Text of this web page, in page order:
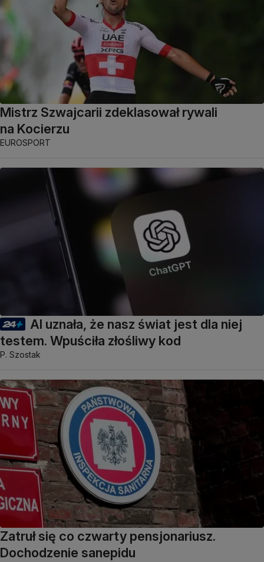
Mistrz Szwajcarii zdeklasował rywali
na Kocierzu
EUROSPORT
AI uznała, że nasz świat jest dla niej
testem. Wpuściła złośliwy kod
P. Szostak
Zatruł się co czwarty pensjonariusz.
Dochodzenie sanepidu